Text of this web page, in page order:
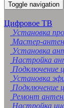
Toggle navigation
Цифровое ТВ
Установка
Мастер-
Установка
Настройка
Подключение
Установка
Подключение
Ремонт
Настройка